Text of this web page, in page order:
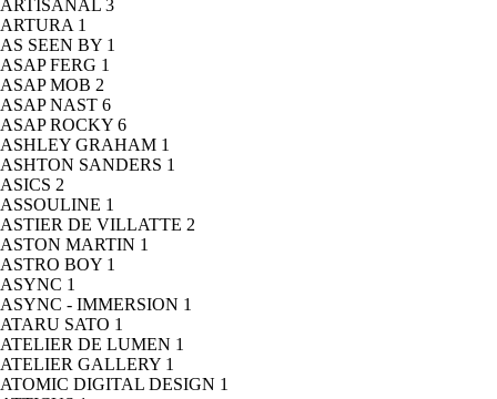
ARTISANAL 3
ARTURA 1
AS SEEN BY 1
ASAP FERG 1
ASAP MOB 2
ASAP NAST 6
ASAP ROCKY 6
ASHLEY GRAHAM 1
ASHTON SANDERS 1
ASICS 2
ASSOULINE 1
ASTIER DE VILLATTE 2
ASTON MARTIN 1
ASTRO BOY 1
ASYNC 1
ASYNC - IMMERSION 1
ATARU SATO 1
ATELIER DE LUMEN 1
ATELIER GALLERY 1
ATOMIC DIGITAL DESIGN 1